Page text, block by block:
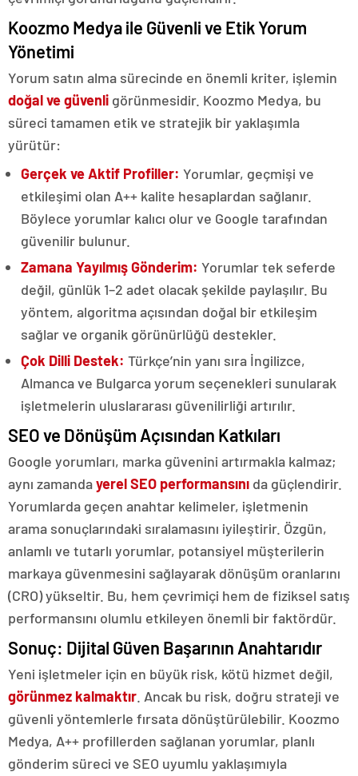
Koozmo Medya ile Güvenli ve Etik Yorum
Yönetimi
Yorum satın alma sürecinde en önemli kriter, işlemin
doğal ve güvenli görünmesidir. Koozmo Medya, bu
süreci tamamen etik ve stratejik bir yaklaşımla
yürütür:
Gerçek ve Aktif Profiller: Yorumlar, geçmişi ve
etkileşimi olan A++ kalite hesaplardan sağlanır.
Böylece yorumlar kalıcı olur ve Google tarafından
güvenilir bulunur.
Zamana Yayılmış Gönderim: Yorumlar tek seferde
değil, günlük 1–2 adet olacak şekilde paylaşılır. Bu
yöntem, algoritma açısından doğal bir etkileşim
sağlar ve organik görünürlüğü destekler.
Çok Dilli Destek: Türkçe’nin yanı sıra İngilizce,
Almanca ve Bulgarca yorum seçenekleri sunularak
işletmelerin uluslararası güvenilirliği artırılır.
SEO ve Dönüşüm Açısından Katkıları
Google yorumları, marka güvenini artırmakla kalmaz;
aynı zamandayerel SEO performansını da güçlendirir.
Yorumlarda geçen anahtar kelimeler, işletmenin
arama sonuçlarındaki sıralamasını iyileştirir. Özgün,
anlamlı ve tutarlı yorumlar, potansiyel müşterilerin
markaya güvenmesini sağlayarak dönüşüm oranlarını
(CRO) yükseltir. Bu, hem çevrimiçi hem de fiziksel satış
performansını olumlu etkileyen önemli bir faktördür.
Sonuç: Dijital Güven Başarının Anahtarıdır
Yeni işletmeler için en büyük risk, kötü hizmet değil,
görünmez kalmaktır . Ancak bu risk, doğru strateji ve
güvenli yöntemlerle fırsata dönüştürülebilir. Koozmo
Medya, A++ profillerden sağlanan yorumlar, planlı
gönderim süreci ve SEO uyumlu yaklaşımıyla